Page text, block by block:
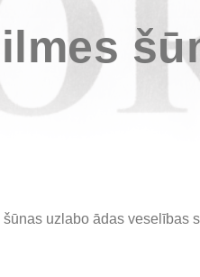
uzlabo ādas veselības